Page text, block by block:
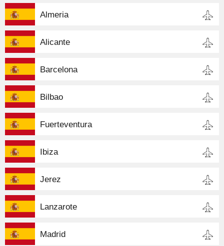
Almeria
Alicante
Barcelona
Bilbao
Fuerteventura
Ibiza
Jerez
Lanzarote
Madrid